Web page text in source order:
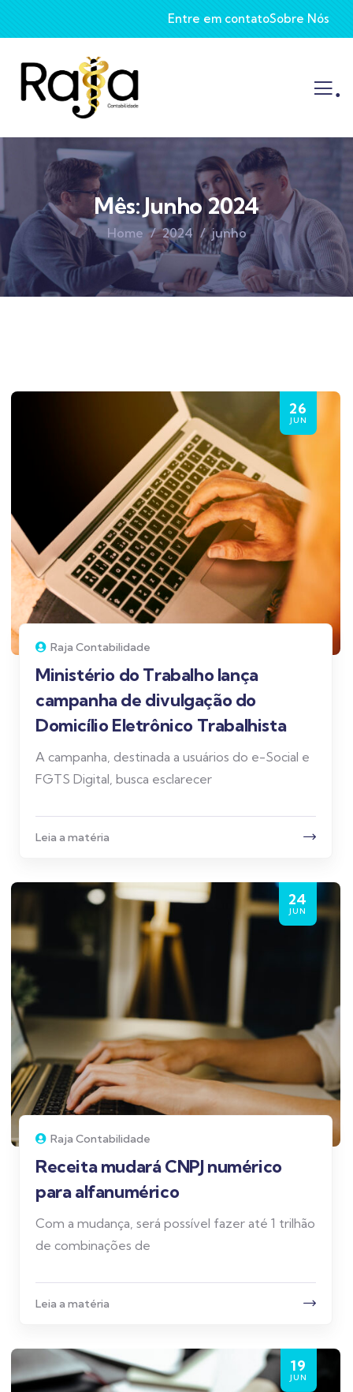
Entre em contatoSobre Nós
.
Mês: Junho 2024
Home 2024 junho
26
JUN
Raja Contabilidade
Ministério do Trabalho lança
campanha de divulgação do
Domicílio Eletrônico Trabalhista
A campanha, destinada a usuários do e-Social e
FGTS Digital, busca esclarecer
Leia a matéria
24
JUN
Raja Contabilidade
Receita mudará CNPJ numérico
para alfanumérico
Com a mudança, será possível fazer até 1 trilhão
de combinações de
Leia a matéria
19
JUN